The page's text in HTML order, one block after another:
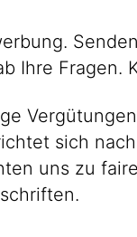
Ihre Fragen.
sich
uns zu